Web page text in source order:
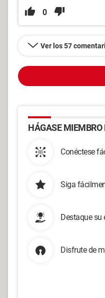
0
Ver los 57
HÁGASE MIEMBRO
Conéctese
Siga
Destaque su
Disfrute de